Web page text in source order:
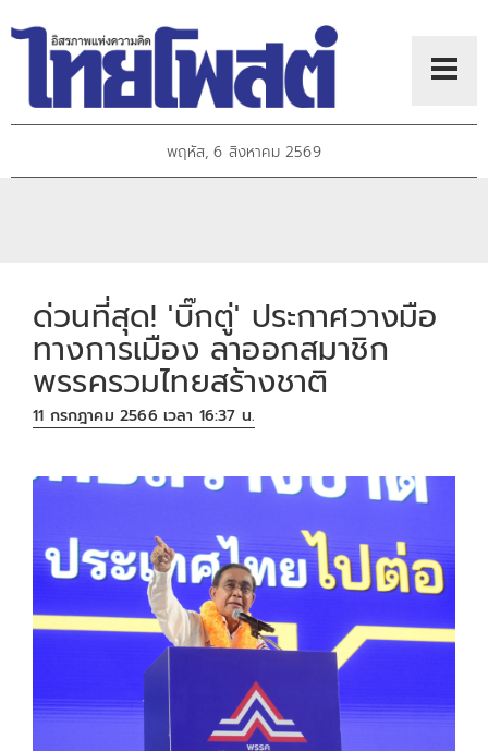
พฤหัส, 6 สิงหาคม 2569
ด่วนที่สุด! 'บิ๊กตู่' ประกาศวางมือ
ทางการเมือง ลาออกสมาชิก
พรรครวมไทยสร้างชาติ
11 กรกฎาคม 2566 เวลา 16:37 น.